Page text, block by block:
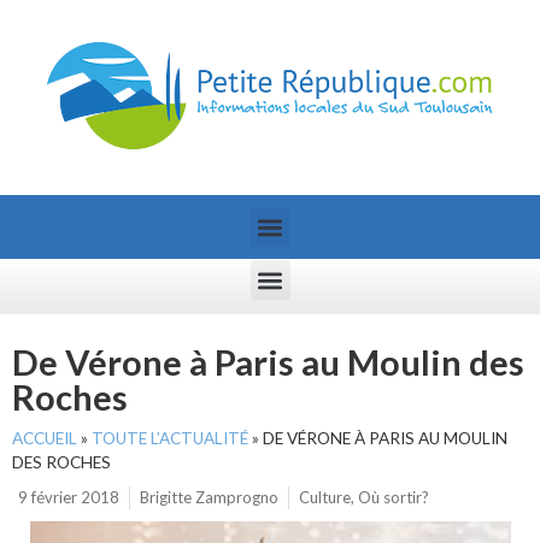
De Vérone à Paris au Moulin des
Roches
ACCUEIL » TOUTE L’ACTUALITÉ» DE VÉRONE À PARIS AU MOULIN
DES ROCHES
9 février 2018
Brigitte Zamprogno Culture, Où sortir?